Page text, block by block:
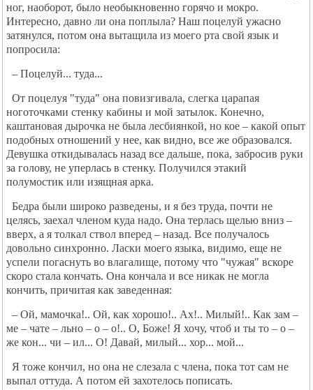
ног, наоборот, было необыкновенно горячо и мокро.
Интересно, давно ли она поплыла? Наш поцелуй ужасно
затянулся, потом она вытащила из моего рта свой язык и
попросила:
– Поцелуй... туда...
От поцелуя "туда" она повизгивала, слегка царапая
ноготочками стенку кабины и мой затылок. Конечно,
каштановая дырочка не была лесбиянкой, но кое – какой опыт
подобных отношений у нее, как видно, все же образовался.
Девушка откидывалась назад все дальше, пока, забросив руки
за голову, не уперлась в стенку. Получился этакий
полумостик или изящная арка.
Бедра были широко разведены, и я без труда, почти не
целясь, заехал членом куда надо. Она терлась щелью вниз –
вверх, а я толкал ствол вперед – назад. Все получалось
довольно синхронно. Ласки моего языка, видимо, еще не
успели погаснуть во влагалище, потому что "чужая" вскоре
скоро стала кончать. Она кончала и все никак не могла
кончить, причитая как заведенная:
– Ой, мамочка!.. Ой, как хорошо!.. Ах!.. Милый!.. Как зам –
ме – чате – льно – о – о!.. О, Боже! Я хочу, чтоб и ты то – о –
же кон... чи – ил... О! Давай, милый... хор... мой...
Я тоже кончил, но она не слезала с члена, пока тот сам не
выпал оттуда. А потом ей захотелось пописать.